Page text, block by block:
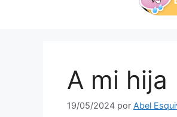
A mi hija
19/05/2024 por Abel